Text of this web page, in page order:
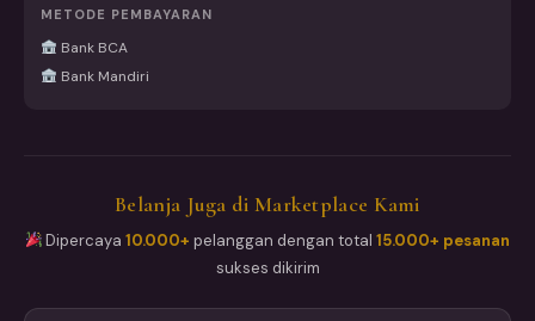
METODE PEMBAYARAN
Bank BCA
Bank Mandiri
Belanja Juga di Marketplace Kami
Dipercaya10.000+ pelanggan dengan total15.000+ pesanan
sukses dikirim